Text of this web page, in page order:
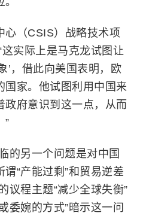
心（CSIS）战略技术项
这实际上是马克龙试图让
’，借此向美国表明，欧
国家。他试图利用中国来
政府意识到这一点，从而
”
的另一个问题是对中国
“产能过剩”和 贸易逆差
议程主题“减少全球失衡”
委婉的方式”暗示这一问